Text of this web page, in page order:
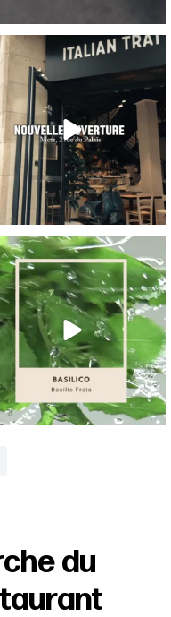
sa cathédrale, et maintenant sa
trattoria !
84 4
22 2
du